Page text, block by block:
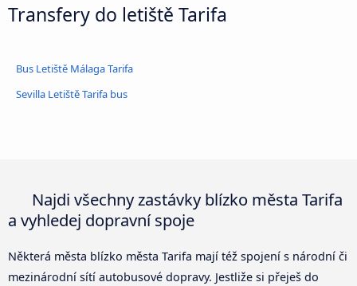
Transfery do letiště Tarifa
Bus Letiště Málaga Tarifa
Sevilla Letiště Tarifa bus
Najdi všechny zastávky blízko města Tarifa
a vyhledej dopravní spoje
Některá města blízko města Tarifa mají též spojení s národní či
mezinárodní sítí autobusové dopravy. Jestliže si přeješ do